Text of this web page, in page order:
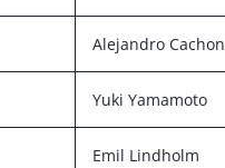
Alejandro Cachon
Yuki Yamamoto
Emil Lindholm